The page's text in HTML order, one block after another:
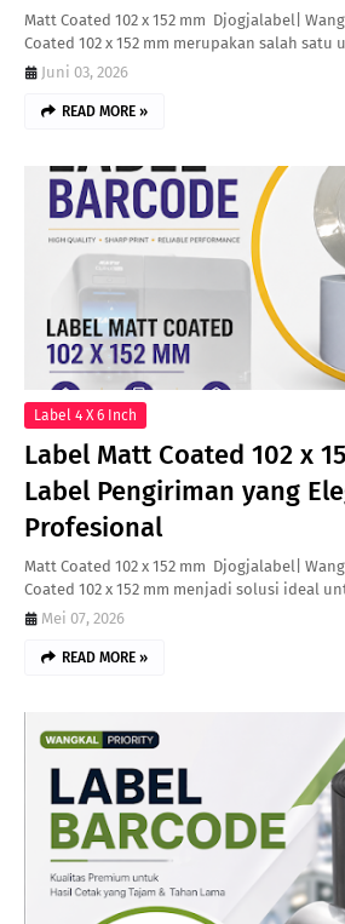
Matt Coated 102 x 152 mm Djogjalabel|
Coated 102 x 152 mm merupakan salah satu
Juni 03, 2026
READ MORE »
Label 4 X 6 Inch
Label Matt Coated 102 x
Label Pengiriman yang
Profesional
Matt Coated 102 x 152 mm Djogjalabel|
Coated 102 x 152 mm menjadi solusi ideal
Mei 07, 2026
READ MORE »